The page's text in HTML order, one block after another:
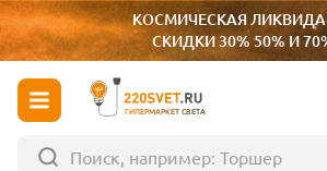
КОСМИЧЕСКАЯ
СКИДКИ 30% 50% И
ГИПЕРМАРКЕТ СВЕТА